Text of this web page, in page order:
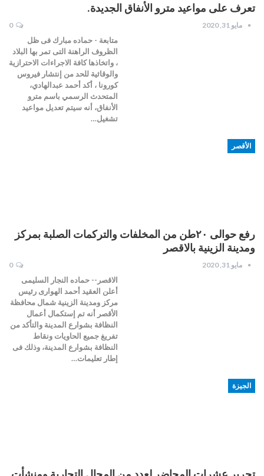
تعرف على مواعيد مترو الأنفاق الجديدة.
مايو 31, 2020 0
متابعة - حماده مبارك فى ظل
الظروف الراهنة التى تمر بها البلاد
، واتخاذها كافة الاجراءات الاحترازية
والوقائية للحد من إنتشار فيروس
كورونا ، أكد أحمد عبدالهادي،
المتحدث الرسمي باسم مترو
الأنفاق، أنه سيتم تعديل مواعيد
تشغيل…
الأقصر
رفع حوالى ٢٠طن من المخلفات والتركمات الصلبة بمركز
ومدينة الزينية بالاقصر
مايو 31, 2020 0
الاقصر-- حماده النجار السليمى
أعلن العقيد أحمد الهوارى رئيس
مركز ومدينة الزينية شمال محافظة
الأقصر أنه تم إستكمال أعمال
النظافة بشوارع المدينة والتأكد من
تفريغ جميع الحاويات ونقاط
النظافة بشوارع المدينة، وذلك فى
إطار تعليمات…
الجيزة